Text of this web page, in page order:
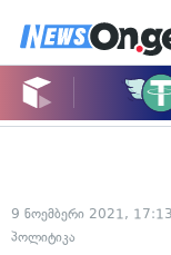
9 ნოემბერი 2021, 17:13
პოლიტიკა